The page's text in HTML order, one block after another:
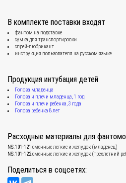
В комплекте поставки входят
фантом на подставке
сумка для транспортировки
спрей-любрикант
инструкция пользователя на русском языке
Продукция интубация детей
Голова младенца
Голова и плечи младенца, 1 год
Голова и плечи ребенка, 3 года
Голова ребенка 8 лет
Расходные материалы для
NS.101-121 сменные легкие и желудок (младенец)
NS.101-122сменные легкие и желудок (трехлетний
Поделиться в соцсетях: